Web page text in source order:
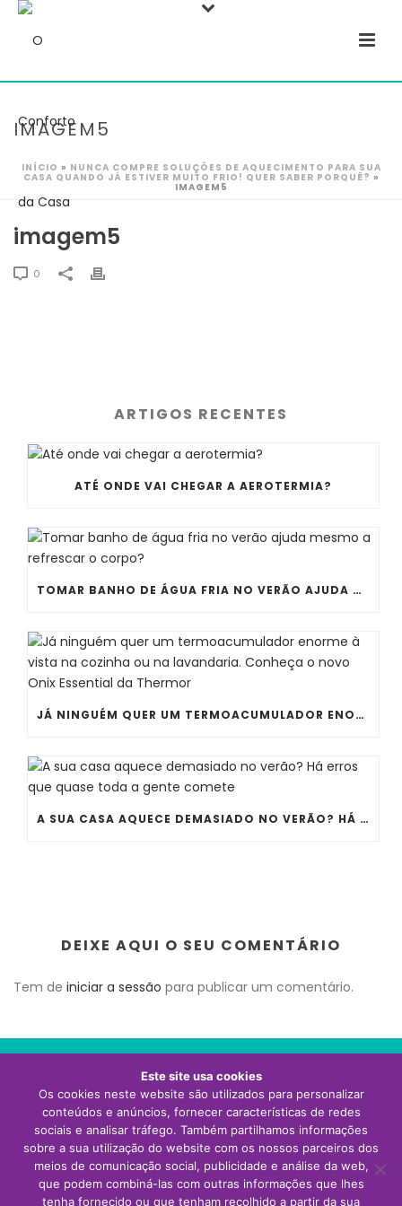
IMAGEM5
INÍCIO » NUNCA COMPRE SOLUÇÕES DE AQUECIMENTO PARA SUA
CASA QUANDO JÁ ESTIVER MUITO FRIO! QUER SABER PORQUÊ? »
IMAGEM5
imagem5
0
ARTIGOS RECENTES
ATÉ ONDE VAI CHEGAR A AEROTERMIA?
TOMAR BANHO DE ÁGUA FRIA NO VERÃO AJUDA MESMO A REFRESCAR O CORPO?
JÁ NINGUÉM QUER UM TERMOACUMULADOR ENORME À VISTA NA COZINHA OU NA LAVANDARIA. CONHEÇA O NOVO ONIX ESSENTIAL DA THERMOR
A SUA CASA AQUECE DEMASIADO NO VERÃO? HÁ ERROS QUE QUASE TODA A GENTE COMETE
DEIXE AQUI O SEU COMENTÁRIO
Tem de iniciar a sessão para publicar um comentário.
Visite o site da Thermor Portugal
Este site usa cookies
Os cookies neste website são utilizados para personalizar
conteúdos e anúncios, fornecer características de redes
sociais e analisar tráfego. Também partilhamos informações
sobre a sua utilização do website com os nossos parceiros dos
meios de comunicação social, publicidade e análise da web,
que podem combiná-las com outras informações que lhes
tenha fornecido ou que tenham recolhido a partir da sua